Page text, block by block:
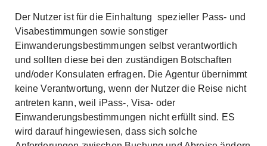
Der Nutzer ist für die Einhaltung spezieller Pass- und
Visabestimmungen sowie sonstiger
Einwanderungsbestimmungen selbst verantwortlich
und sollten diese bei den zuständigen Botschaften
und/oder Konsulaten erfragen. Die Agentur übernimmt
keine Verantwortung, wenn der Nutzer die Reise nicht
antreten kann, weil iPass-, Visa- oder
Einwanderungsbestimmungen nicht erfüllt sind. ES
wird darauf hingewiesen, dass sich solche